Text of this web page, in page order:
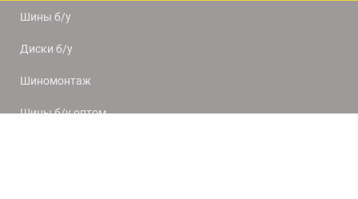
Шины б/у
Диски б/у
Шиномонтаж
Шины б/у оптом